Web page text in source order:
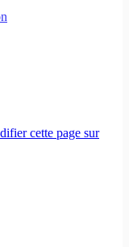
cette page sur